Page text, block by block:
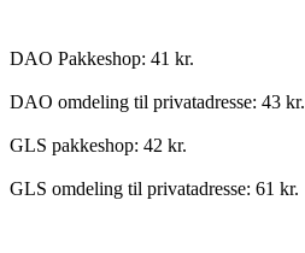
DAO Pakkeshop: 41 kr.
DAO omdeling til privatadresse: 43 kr.
GLS pakkeshop: 42 kr.
GLS omdeling til privatadresse: 61 kr.